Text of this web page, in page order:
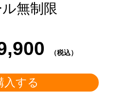
ル無制限
（税込）
入する